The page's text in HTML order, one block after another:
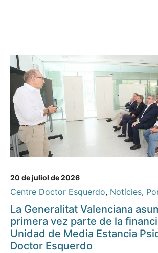
20 de juliol de 2026
Centre Doctor Esquerdo, Notícies,
La Generalitat Valenciana
primera vez parte de la
Unidad de Media Estancia
Doctor Esquerdo